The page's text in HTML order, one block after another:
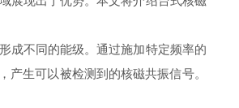
成不同的能级。通过施加特定频率的
生可以被检测到的核磁共振信号。